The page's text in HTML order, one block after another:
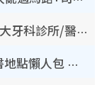
洗牙平靚正推介2026︱全港10大牙科診所/醫院懶人包 夜診至8點/鎮靜潔牙/醫療券適用
捐書2026︱全港13大捐書/賣書地點懶人包 二手課本最高$150＋舊書換免費咖啡/戲票